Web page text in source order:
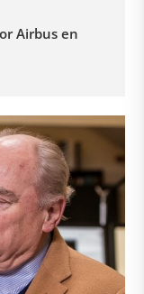
Airbus en